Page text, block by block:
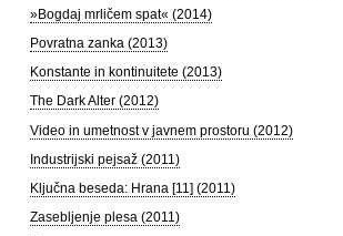
»Bogdaj mrličem spat« (2014)
Povratna zanka (2013)
Konstante in kontinuitete (2013)
The Dark Alter (2012)
Video in umetnost v javnem prostoru (2012)
Industrijski pejsaž (2011)
Ključna beseda: Hrana [11] (2011)
Zasebljenje plesa (2011)